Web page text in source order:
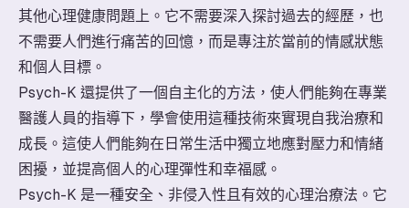
其他心理健康問題上。它不需要深入探討過去的經歷，也
不需要人們進行痛苦的回憶，而是專注於當前的情感狀態
和個人目標。
Psych-K 還提供了一個自主化的方法，使人們能夠在專業
醫護人員的指導下，學會使用這種技術來實現自我治療和
成長。這使人們能夠在日常生活中獨立地應對壓力和情緒
困擾，並提高個人的心理彈性和幸福感。
Psych-K 是一種安全、非侵入性且有效的心理治療法。它